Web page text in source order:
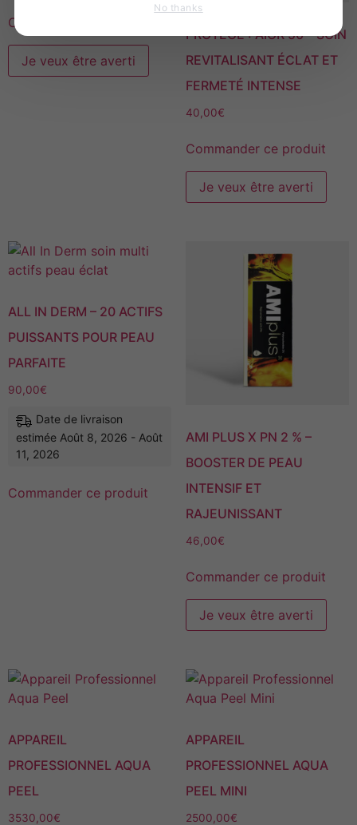
Commander ce produit
Je veux être averti
PROTÉGÉ : AIOR 50 – SOIN
REVITALISANT ÉCLAT ET
FERMETÉ INTENSE
40,00€
Commander ce produit
Je veux être averti
ALL IN DERM – 20 ACTIFS
PUISSANTS POUR PEAU
PARFAITE
90,00€
Date de livraison
estimée Août 8, 2026 - Août
11, 2026
Commander ce produit
AMI PLUS X PN 2 % –
BOOSTER DE PEAU
INTENSIF ET
RAJEUNISSANT
46,00€
Commander ce produit
Je veux être averti
APPAREIL
PROFESSIONNEL AQUA
PEEL
3530,00€
APPAREIL
PROFESSIONNEL AQUA
PEEL MINI
2500,00€
No thanks